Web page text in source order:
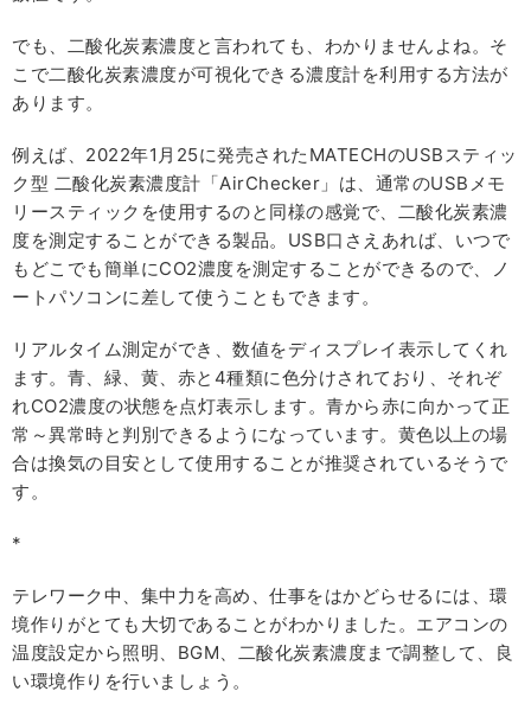
でも、二酸化炭素濃度と言われても、わかりませんよね。そ
こで二酸化炭素濃度が可視化できる濃度計を利用する方法が
あります。
例えば、2022年1月25に発売されたMATECHのUSBスティッ
ク型 二酸化炭素濃度計「AirChecker」は、通常のUSBメモ
リースティックを使用するのと同様の感覚で、二酸化炭素濃
度を測定することができる製品。USB口さえあれば、いつで
もどこでも簡単にCO2濃度を測定することができるので、ノ
ートパソコンに差して使うこともできます。
リアルタイム測定ができ、数値をディスプレイ表示してくれ
ます。青、緑、黄、赤と4種類に色分けされており、それぞ
れCO2濃度の状態を点灯表示します。青から赤に向かって正
常～異常時と判別できるようになっています。黄色以上の場
合は換気の目安として使用することが推奨されているそうで
す。
*
テレワーク中、集中力を高め、仕事をはかどらせるには、環
境作りがとても大切であることがわかりました。エアコンの
温度設定から照明、BGM、二酸化炭素濃度まで調整して、良
い環境作りを行いましょう。